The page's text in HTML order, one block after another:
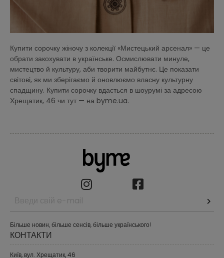
Купити сорочку жіночу з колекції «Мистецький арсенал» — це
обрати закохувати в українське. Осмислювати минуле,
мистецтво й культуру, аби творити майбутнє. Це показати
світові, як ми зберігаємо й оновлюємо власну культурну
спадщину. Купити сорочку вдасться в шоурумі за адресою
Хрещатик, 46 чи тут — на byme.ua.
Більше новин, більше сенсів, більше українського!
КОНТАКТИ
Київ, вул. Хрещатик, 46